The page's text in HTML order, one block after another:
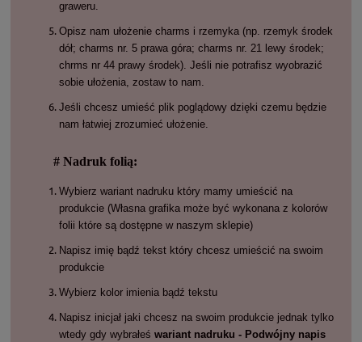
graweru.
Opisz nam ułożenie charms i rzemyka (np. rzemyk środek
dół; charms nr. 5 prawa góra; charms nr. 21 lewy środek;
chrms nr 44 prawy środek). Jeśli nie potrafisz wyobrazić
sobie ułożenia, zostaw to nam.
Jeśli chcesz umieść plik poglądowy dzięki czemu będzie
nam łatwiej zrozumieć ułożenie.
# Nadruk folią:
Wybierz wariant nadruku który mamy umieścić na
produkcie (Własna grafika może być wykonana z kolorów
folii które są dostępne w naszym sklepie)
Napisz imię bądź tekst który chcesz umieścić na swoim
produkcie
Wybierz kolor imienia bądź tekstu
Napisz inicjał jaki chcesz na swoim produkcie jednak tylko
wtedy gdy wybrałeś wariant nadruku - Podwójny napis